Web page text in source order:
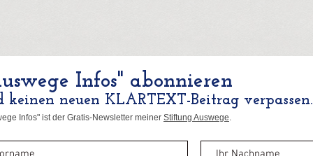
Infos" abonnieren
keinen neuen KLARTEXT-Beitrag verpassen.
Infos" ist der Gratis-Newsletter meiner Stiftung Auswege